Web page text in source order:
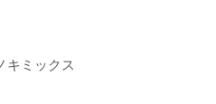
キミックス